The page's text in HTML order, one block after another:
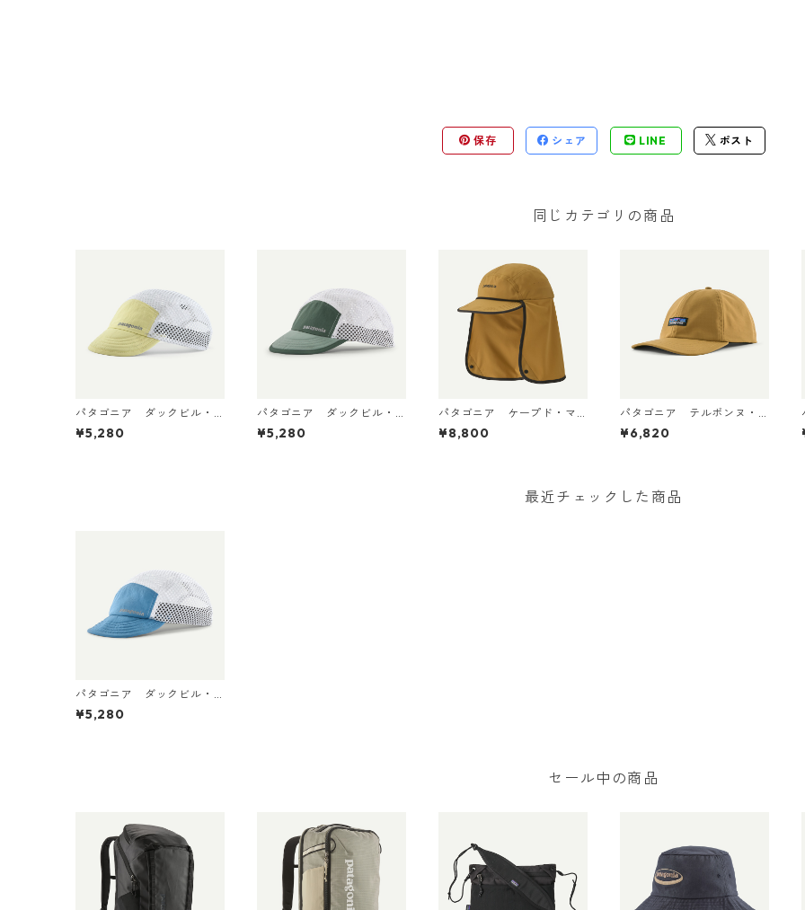
保存 シェア LINE ポスト
同じカテゴリの商品
パタゴニア ダックビル・
キャップ Vellum Green
28818 日本正規品
¥5,280
パタゴニア ダックビル・
キャップ Canopy Green
28818 日本正規品
¥5,280
パタゴニア ケープド・マ
ーガンザー・ハット Bobca
t Brown 33570
¥8,800
パタゴニア テルボンヌ・
ハット (カラー Bobcat Br
own) Patagonia Terrebon
¥6,820
最近チェックした商品
パタゴニア ダックビル・
キャップ （カラー Shore
Blue） Patagonia Duckbill
¥5,280
セール中の商品